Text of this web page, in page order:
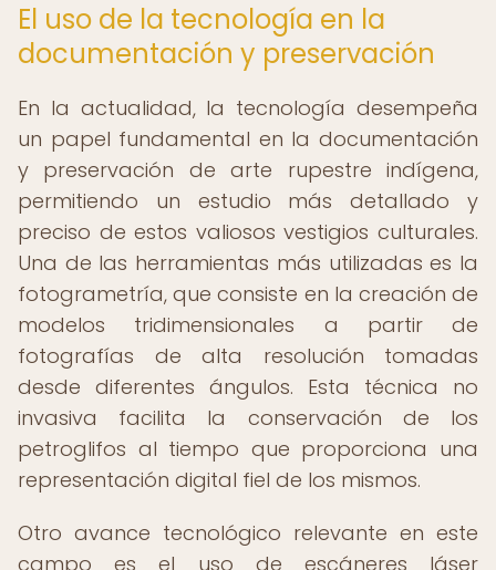
El uso de la tecnología en la
documentación y preservación
En la actualidad, la tecnología desempeña
un papel fundamental en la documentación
y preservación de arte rupestre indígena,
permitiendo un estudio más detallado y
preciso de estos valiosos vestigios culturales.
Una de las herramientas más utilizadas es la
fotogrametría, que consiste en la creación de
modelos tridimensionales a partir de
fotografías de alta resolución tomadas
desde diferentes ángulos. Esta técnica no
invasiva facilita la conservación de los
petroglifos al tiempo que proporciona una
representación digital fiel de los mismos.
Otro avance tecnológico relevante en este
campo es el uso de escáneres láser